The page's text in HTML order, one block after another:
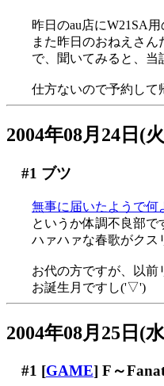
昨日のau店にW21SA
また昨日のおねえさ
で、聞いてみると、当
仕方ないので予約して
2004年08月24日(
#1 ブツ
無事に届いたようで
というか体調不良部で
ハァハァな春歌がクス
お代の方ですが、以前
お誕生月ですし('▽')
2004年08月25日(
#1 [GAME] F～